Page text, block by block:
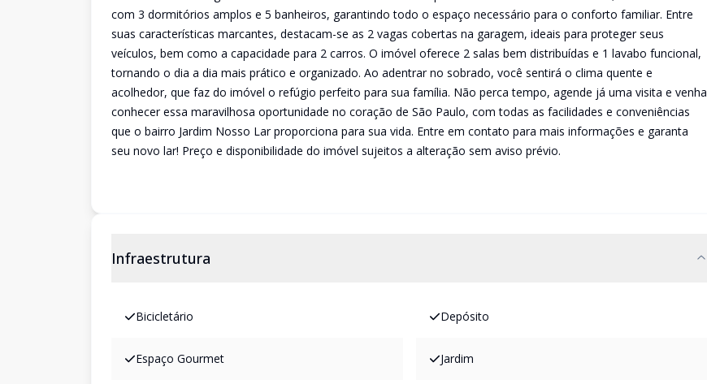
com 3 dormitórios amplos e 5 banheiros, garantindo todo o espaço necessário para o conforto familiar. Entre
suas características marcantes, destacam-se as 2 vagas cobertas na garagem, ideais para proteger seus
veículos, bem como a capacidade para 2 carros. O imóvel oferece 2 salas bem distribuídas e 1 lavabo funcional,
tornando o dia a dia mais prático e organizado. Ao adentrar no sobrado, você sentirá o clima quente e
acolhedor, que faz do imóvel o refúgio perfeito para sua família. Não perca tempo, agende já uma visita e venha
conhecer essa maravilhosa oportunidade no coração de São Paulo, com todas as facilidades e conveniências
que o bairro Jardim Nosso Lar proporciona para sua vida. Entre em contato para mais informações e garanta
seu novo lar! Preço e disponibilidade do imóvel sujeitos a alteração sem aviso prévio.
Infraestrutura
Bicicletário Depósito
Espaço Gourmet Jardim